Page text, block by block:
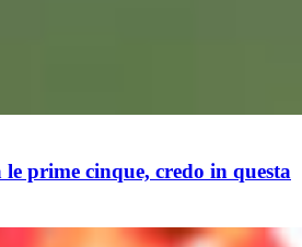
prime cinque, credo in questa